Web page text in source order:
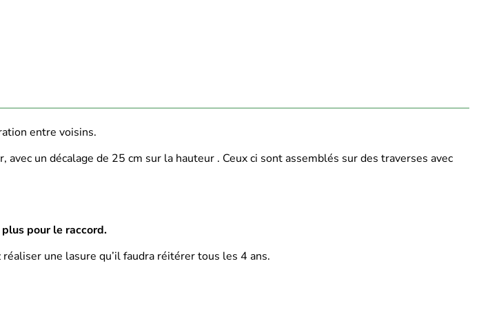
entre voisins.
un décalage de 25 cm sur la hauteur . Ceux ci sont assemblés sur des traverses avec
pour le raccord.
une lasure qu’il faudra réitérer tous les 4 ans.